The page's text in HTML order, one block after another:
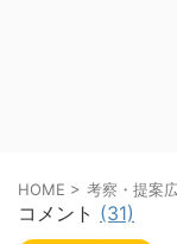
HOME > 考察・提案
コメント (31)